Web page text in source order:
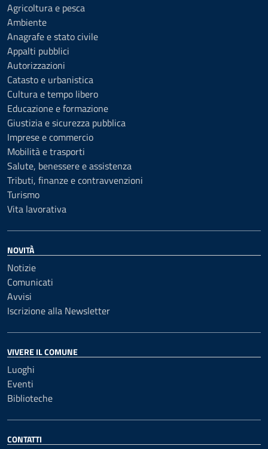
Agricoltura e pesca
Ambiente
Anagrafe e stato civile
Appalti pubblici
Autorizzazioni
Catasto e urbanistica
Cultura e tempo libero
Educazione e formazione
Giustizia e sicurezza pubblica
Imprese e commercio
Mobilità e trasporti
Salute, benessere e assistenza
Tributi, finanze e contravvenzioni
Turismo
Vita lavorativa
NOVITÀ
Notizie
Comunicati
Avvisi
Iscrizione alla Newsletter
VIVERE IL COMUNE
Luoghi
Eventi
Biblioteche
CONTATTI